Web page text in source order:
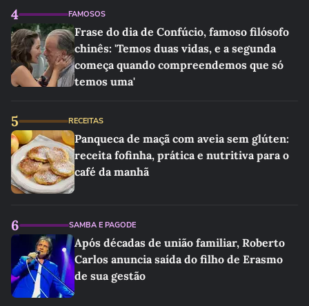
4 FAMOSOS
Frase do dia de Confúcio, famoso filósofo
chinês: 'Temos duas vidas, e a segunda
começa quando compreendemos que só
temos uma'
5 RECEITAS
Panqueca de maçã com aveia sem glúten:
receita fofinha, prática e nutritiva para o
café da manhã
6 SAMBA E PAGODE
Após décadas de união familiar, Roberto
Carlos anuncia saída do filho de Erasmo
de sua gestão